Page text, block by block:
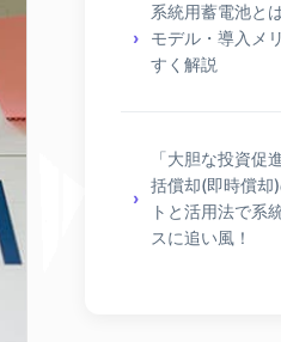
系統用蓄電池と
モデル・導入メ
すく解説
「大胆な投資促
括償却(即時償却
トと活用法で系
スに追い風！